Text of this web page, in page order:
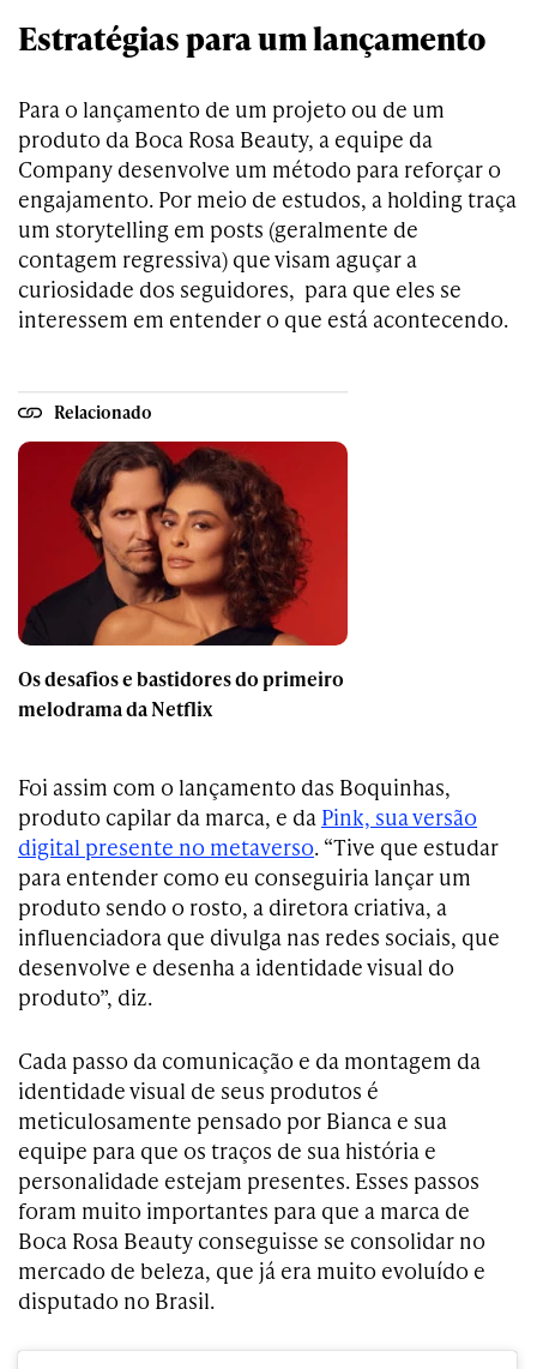
Estratégias para um lançamento
Para o lançamento de um projeto ou de um
produto da Boca Rosa Beauty, a equipe da
Company desenvolve um método para reforçar o
engajamento. Por meio de estudos, a holding traça
um storytelling em posts (geralmente de
contagem regressiva) que visam aguçar a
curiosidade dos seguidores, para que eles se
interessem em entender o que está acontecendo.
Relacionado
Os desafios e bastidores do primeiro
melodrama da Netflix
Foi assim com o lançamento das Boquinhas,
produto capilar da marca, e da Pink, sua versão
digital presente no metaverso. “Tive que estudar
para entender como eu conseguiria lançar um
produto sendo o rosto, a diretora criativa, a
influenciadora que divulga nas redes sociais, que
desenvolve e desenha a identidade visual do
produto”, diz.
Cada passo da comunicação e da montagem da
identidade visual de seus produtos é
meticulosamente pensado por Bianca e sua
equipe para que os traços de sua história e
personalidade estejam presentes. Esses passos
foram muito importantes para que a marca de
Boca Rosa Beauty conseguisse se consolidar no
mercado de beleza, que já era muito evoluído e
disputado no Brasil.